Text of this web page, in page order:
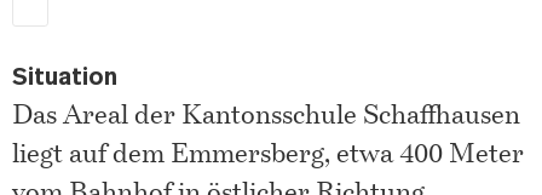
Situation
Das Areal der Kantonsschule Schaffhausen
liegt auf dem Emmersberg, etwa 400 Meter